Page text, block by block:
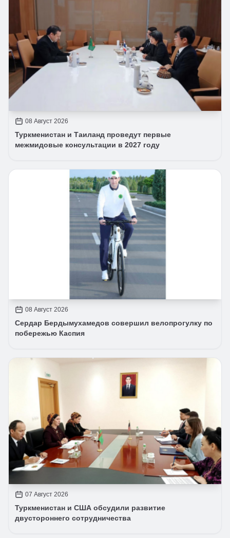
08 Август 2026
Туркменистан и Таиланд проведут первые
межмидовые консультации в 2027 году
08 Август 2026
Сердар Бердымухамедов совершил велопрогулку по
побережью Каспия
07 Август 2026
Туркменистан и США обсудили развитие
двустороннего сотрудничества